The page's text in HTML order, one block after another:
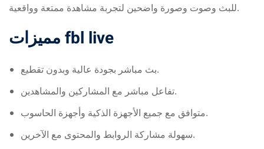
للبث وصوت وصورة واضحين لتجربة مشاهدة ممتعة وواقعية.
fbl live
بث مباشر بجودة عالية وبدون تقطيع.
تفاعل مباشر مع المشاركين والمشاهدين.
متوافق مع جميع الأجهزة الذكية وأجهزة الحاسوب.
سهولة مشاركة الروابط والمحتوى مع الآخرين.